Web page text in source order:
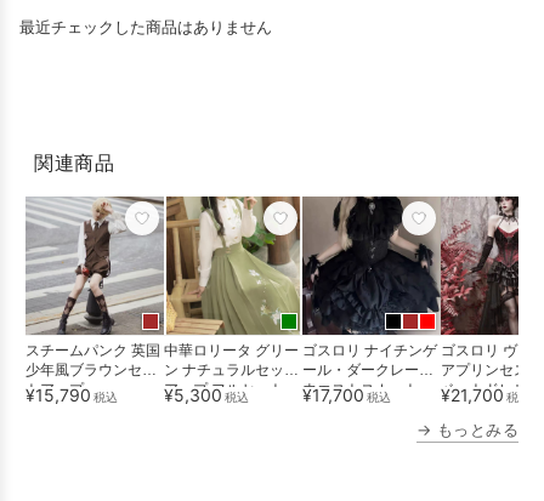
最近チェックした商品はありません
関連商品
スチームパンク 英国
少年風ブラウンセッ
トアップ
¥15,790 税込
中華ロリータ グリー
ン ナチュラルセット
アップ フルセット
¥5,300 税込
ゴスロリ ナイチンゲ
ール・ダークレース
ウエストスカート
¥17,700 税込
ゴスロリ ヴァ
アプリンセス
ベットドレス
¥21,700 税込
→ もっとみる